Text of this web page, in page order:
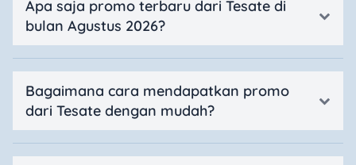
Apa saja promo terbaru dari Tesate di
bulan Agustus 2026?
Bagaimana cara mendapatkan promo
dari Tesate dengan mudah?